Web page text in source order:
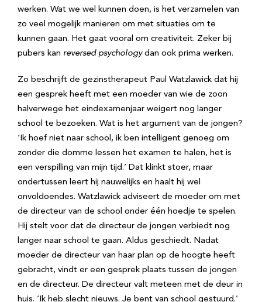
werken. Wat we wel kunnen doen, is het verzamelen van
zo veel mogelijk manieren om met situaties om te
kunnen gaan. Het gaat vooral om creativiteit. Zeker bij
pubers kan reversed psychologydan ook prima werken.
Zo beschrijft de gezinstherapeut Paul Watzlawick dat hij
een gesprek heeft met een moeder van wie de zoon
halverwege het eindexamenjaar weigert nog langer
school te bezoeken. Wat is het argument van de jongen?
‘Ik hoef niet naar school, ik ben intelligent genoeg om
zonder die domme lessen het examen te halen, het is
een verspilling van mijn tijd.’ Dat klinkt stoer, maar
ondertussen leert hij nauwelijks en haalt hij wel
onvoldoendes. Watzlawick adviseert de moeder om met
de directeur van de school onder één hoedje te spelen.
Hij stelt voor dat de directeur de jongen verbiedt nog
langer naar school te gaan. Aldus geschiedt. Nadat
moeder de directeur van haar plan op de hoogte heeft
gebracht, vindt er een gesprek plaats tussen de jongen
en de directeur. De directeur valt meteen met de deur in
huis. ‘Ik heb slecht nieuws. Je bent van school gestuurd.’